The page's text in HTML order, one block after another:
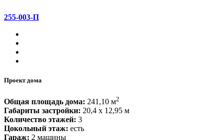
255-003-П
Проект дома
Общая площадь дома: 241,10 м2
Габариты застройки: 20,4 x 12,95 м
Количество этажей: 3
Цокольный этаж: есть
Гараж: 2 машины